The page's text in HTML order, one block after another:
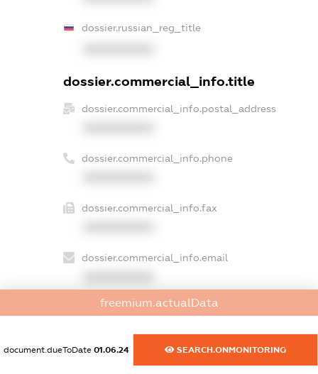
dossier.russian_reg_title
dossier.commercial_info.title
dossier.commercial_info.postal_address
dossier.commercial_info.phone
dossier.commercial_info.fax
dossier.commercial_info.email
dossier.commercial_info.website
freemium.actualData
document.dueToDate 01.06.24 SEARCH.ONMONITORING